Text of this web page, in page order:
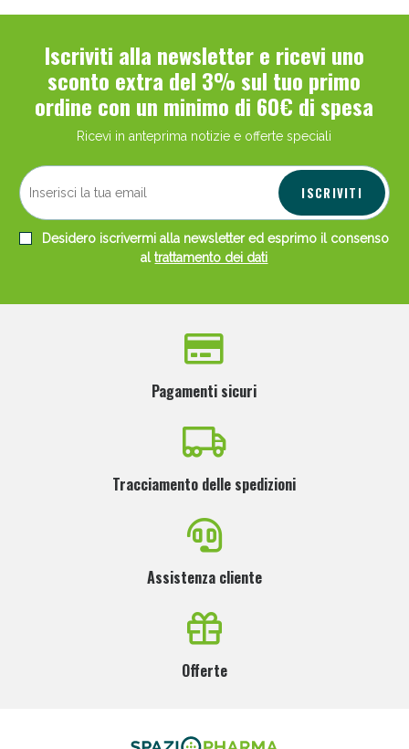
Iscriviti alla newsletter e ricevi uno
sconto extra del 3% sul tuo primo
ordine con un minimo di 60€ di spesa
Ricevi in anteprima notizie e offerte speciali
ISCRIVITI
Desidero iscrivermi alla newsletter ed esprimo il consenso
altrattamento dei dati
Pagamenti sicuri
Tracciamento delle spedizioni
Assistenza cliente
Offerte